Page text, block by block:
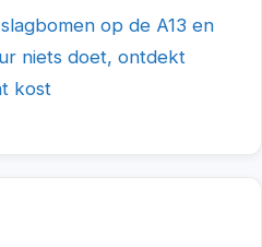
op de A13 en
niets doet, ontdekt
kost